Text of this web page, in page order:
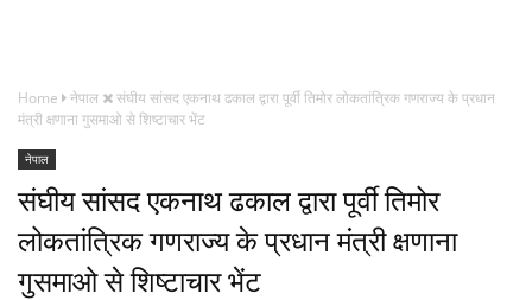
Home नेपाल
संघीय सांसद एकनाथ ढकाल द्वारा पूर्वी तिमोर लोकतांत्रिक गणराज्य के प्रधान
मंत्री क्षणाना गुसमाओ से शिष्टाचार भेंट
नेपाल
संघीय सांसद एकनाथ ढकाल द्वारा पूर्वी तिमोर
लोकतांत्रिक गणराज्य के प्रधान मंत्री क्षणाना
गुसमाओ से शिष्टाचार भेंट